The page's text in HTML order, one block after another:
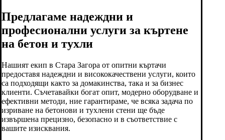
Предлагаме надеждни и
професионални услуги за къртене
на бетон и тухли
Нашият екип в Стара Загора от опитни къртачи
предоставя надеждни и висококачествени услуги, които
са подходящи както за домакинства, така и за бизнес
клиенти. Съчетавайки богат опит, модерно оборудване и
ефективни методи, ние гарантираме, че всяка задача по
изриване на бетонови и тухлени стени ще бъде
извършена прецизно, безопасно и в съответствие с
вашите изисквания.